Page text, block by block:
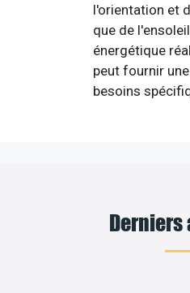
l'orientation et
que de
énergétique
peut fournir
besoins